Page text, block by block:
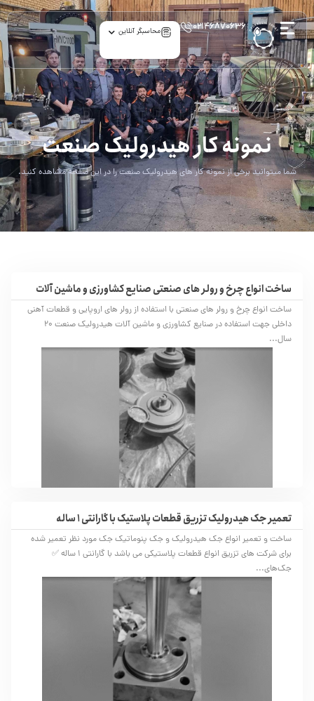
۰۲۱۴۶۸۷۰۶۳۶ محاسبگر آنلاین
Portfolio
نمونه کار هیدرولیک صنعت
شما میتوانید برخی از نمونه کار های هیدرولیک صنعت را در این صفحه مشاهده کنید.
ساخت انواع چرخ و رولر های صنعتی صنایع کشاورزی و ماشین آلات
ساخت انواع چرخ و رولر های صنعتی با استفاده از رولر های اروپایی و قطعات آهنی
داخلی جهت استفاده در صنایع کشاورزی و ماشین آلات هیدرولیک صنعت 20
سال...
تعمیر جک هیدرولیک تزریق قطعات پلاستیک با گارانتی 1 ساله
ساخت و تعمیر انواع جک هیدرولیک و جک پنوماتیک جک مورد نظر تعمیر شده
برای شرکت های تزریق انواع قطعات پلاستیکی می باشد با گارانتی 1 ساله ✅
جک‌های...